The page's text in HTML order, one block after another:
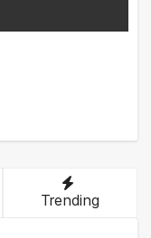
Trending